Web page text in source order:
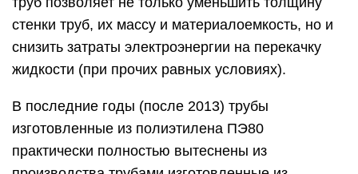
стенки труб, их массу и материалоемкость, но и
снизить затраты электроэнергии на перекачку
жидкости (при прочих равных условиях).
В последние годы (после 2013) трубы
изготовленные из полиэтилена ПЭ80
практически полностью вытеснены из